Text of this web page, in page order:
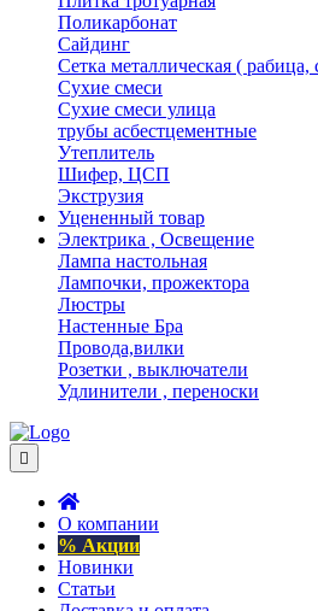
Поликарбонат
Сайдинг
Сетка металлическая ( рабица,
Сухие смеси
Сухие смеси улица
трубы асбестцементные
Утеплитель
Шифер, ЦСП
Экструзия
Уцененный товар
Электрика , Освещение
Лампа настольная
Лампочки, прожектора
Люстры
Настенные Бра
Провода,вилки
Розетки , выключатели
Удлинители , переноски
О компании
% Акции
Новинки
Статьи